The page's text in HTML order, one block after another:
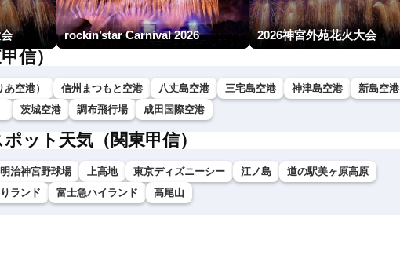
rockin’star Carnival 2026 2026神宮外苑花火大会
信）
空港） 信州まつもと空港 八丈島空港 三宅島空港 神津島空港
新島空港
茨城空港 調布飛行場 成田国際空港
ット天気（関東甲信）
明治神宮野球場 上高地 東京ディズニーシー 江ノ島
道の駅美ヶ原高原
ランド 富士急ハイランド 高尾山